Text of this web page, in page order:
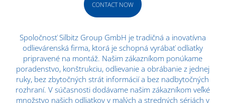
CONTACT NOW
Spoločnosť Silbitz Group GmbH je tradičná a inovatívna
odlievárenská firma, ktorá je schopná vyrábať odliatky
pripravené na montáž. Našim zákazníkom ponúkame
poradenstvo, konštrukciu, odlievanie a obrábanie z jednej
ruky, bez zbytočných strát informácií a bez nadbytočných
rozhraní. V súčasnosti dodávame našim zákazníkom veľké
množstvo našich odliatkov v malých a stredných sériách v